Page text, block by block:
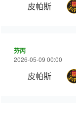
皮帕斯
芬丙
2026-05-09 00:00
皮帕斯